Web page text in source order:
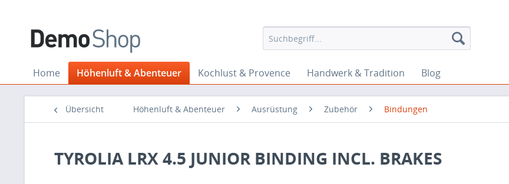
Home Höhenluft & Abenteuer Kochlust & Provence Handwerk & Tradition Blog
Übersicht Höhenluft & Abenteuer Ausrüstung Zubehör Bindungen
TYROLIA LRX 4.5 JUNIOR BINDING INCL. BRAKES